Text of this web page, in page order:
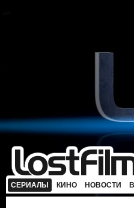
СЕРИАЛЫ КИНО НОВОСТИ